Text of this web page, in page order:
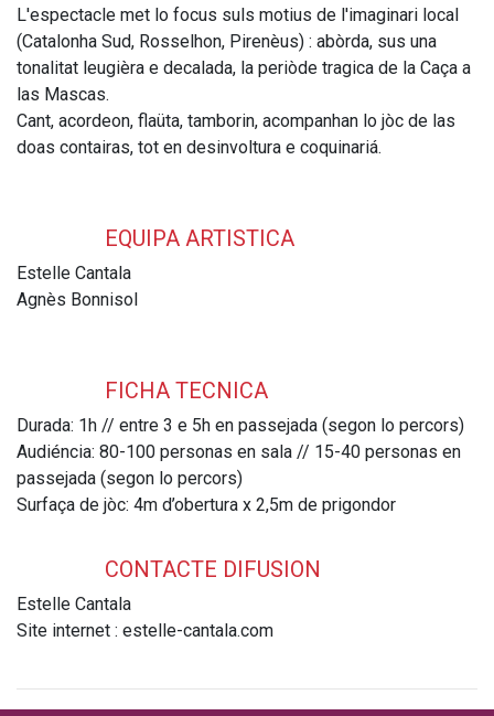
L'espectacle met lo focus suls motius de l'imaginari local
(Catalonha Sud, Rosselhon, Pirenèus) : abòrda, sus una
tonalitat leugièra e decalada, la periòde tragica de la Caça a
las Mascas.
Cant, acordeon, flaüta, tamborin, acompanhan lo jòc de las
doas contairas, tot en desinvoltura e coquinariá.
EQUIPA ARTISTICA
Estelle Cantala
Agnès Bonnisol
FICHA TECNICA
Durada: 1h // entre 3 e 5h en passejada (segon lo percors)
Audiéncia: 80-100 personas en sala // 15-40 personas en
passejada (segon lo percors)
Surfaça de jòc: 4m d’obertura x 2,5m de prigondor
CONTACTE DIFUSION
Estelle Cantala
Site internet : estelle-cantala.com